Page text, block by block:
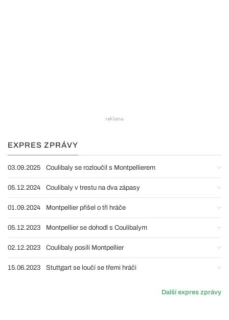
EXPRES ZPRÁVY
03.09.2025 Coulibaly se rozloučil s Montpellierem
05.12.2024 Coulibaly v trestu na dva zápasy
01.09.2024 Montpellier přišel o tři hráče
05.12.2023 Montpellier se dohodl s Coulibalym
02.12.2023 Coulibaly posílí Montpellier
15.06.2023 Stuttgart se loučí se třemi hráči
Další expres zprávy